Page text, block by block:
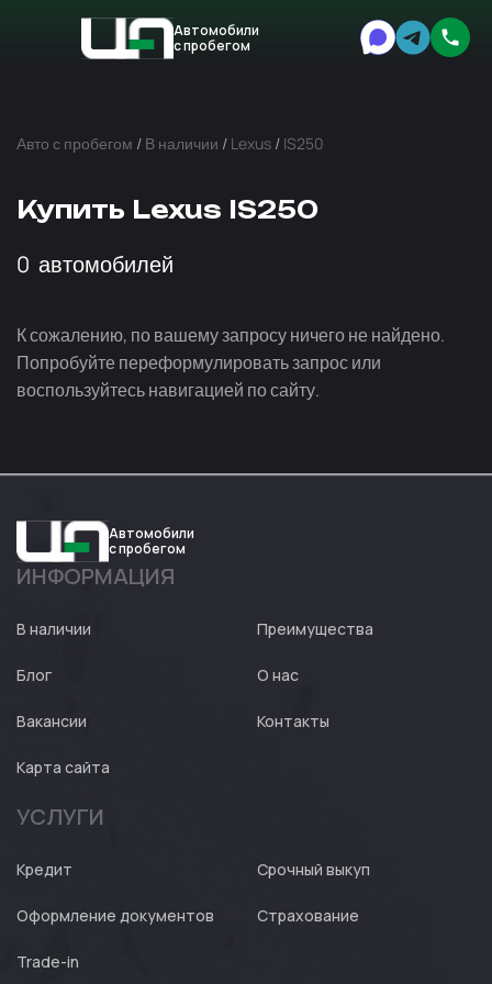
Автомобили
с пробегом
Авто с пробегом / В наличии / Lexus / IS250
Купить Lexus IS250
0 автомобилей
К сожалению, по вашему запросу ничего не найдено.
Попробуйте переформулировать запрос или
воспользуйтесь навигацией по сайту.
Авто
Автомобили
с пробегом
ИНФОРМАЦИЯ
В наличии Преимущества
Блог О нас
Вакансии Контакты
Карта сайта
УСЛУГИ
Кредит Срочный выкуп
Оформление документов Страхование
Trade-in